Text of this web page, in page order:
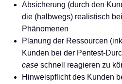
Absicherung (durch den
die (halbwegs) realistisch
Phänomenen
Planung der Ressourcen
Kunden bei der Pentest-
case schnell reagieren zu
Hinweispflicht des Kunden